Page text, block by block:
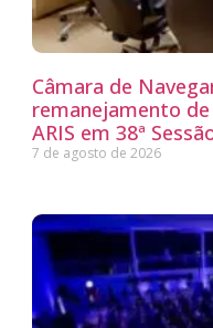
Câmara de
remanejamento de
ARIS em 38ª
7 de agosto de 2026